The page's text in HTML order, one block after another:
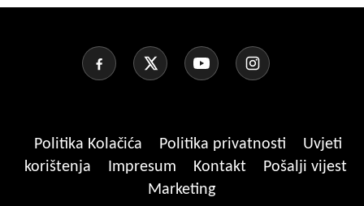
Politika Kolačića Politika privatnosti
Uvjeti
korištenja
Impresum Kontakt
Pošalji vijest
Marketing